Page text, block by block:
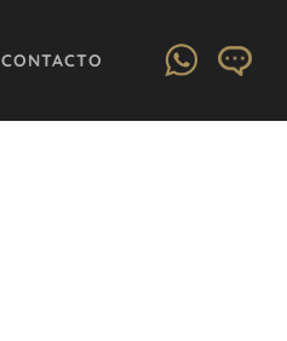
CONTACTO